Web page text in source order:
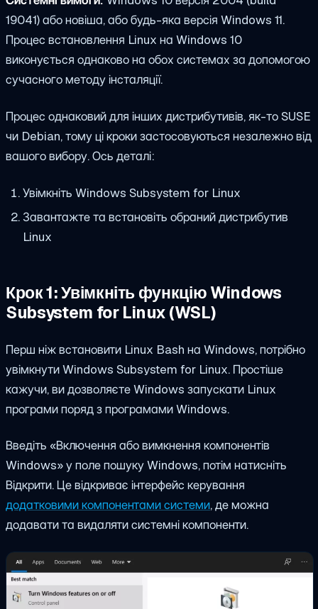
19041) або новіша, або будь-яка версія Windows 11.
Процес встановлення Linux на Windows 10
виконується однаково на обох системах за допомогою
сучасного методу інсталяції.
Процес однаковий для інших дистрибутивів, як-то SUSE
чи Debian, тому ці кроки застосовуються незалежно від
вашого вибору. Ось деталі:
Увімкніть Windows Subsystem for Linux
Завантажте та встановіть обраний дистрибутив
Linux
Крок 1: Увімкніть функцію Windows
Subsystem for Linux (WSL)
Перш ніж встановити Linux Bash на Windows, потрібно
увімкнути Windows Subsystem for Linux. Простіше
кажучи, ви дозволяєте Windows запускати Linux
програми поряд з програмами Windows.
Введіть «Включення або вимкнення компонентів
Windows» у поле пошуку Windows, потім натисніть
Відкрити. Це відкриває інтерфейс керування
додатковими компонентами системи, де можна
додавати та видаляти системні компоненти.